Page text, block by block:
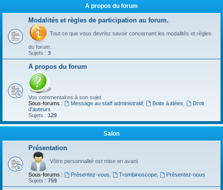
A propos du forum
Modalités et règles de participation au forum.
Tout ce que vous devriez savoir concernant les modalités et règles
du forum.
Sujets : 3
A propos du forum
Vos commentaires à son sujet
Sous-forums :
Message au staff administratif, Boite à idées
Droit
d'auteurs
Sujets : 129
Salon
Présentation
Vôtre personnalité est mise en avant
Sous-forums : Présentez-vous Trombinoscope,
Présentez-nous
Sujets : 759